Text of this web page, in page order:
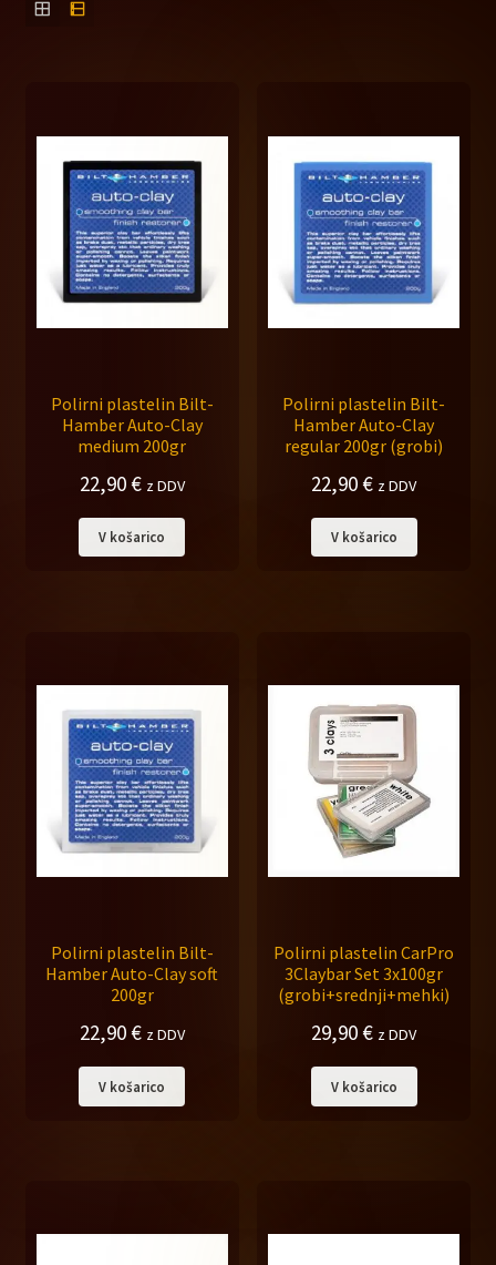
Polirni plastelin Bilt-
Hamber Auto-Clay
medium 200gr
22,90€ z DDV
V košarico
Polirni plastelin Bilt-
Hamber Auto-Clay
regular 200gr (grobi)
22,90 € z DDV
V košarico
Polirni plastelin Bilt-
Hamber Auto-Clay soft
200gr
22,90 € z DDV
V košarico
Polirni plastelin CarPro
3Claybar Set 3x100gr
(grobi+srednji+mehki)
29,90 € z DDV
V košarico